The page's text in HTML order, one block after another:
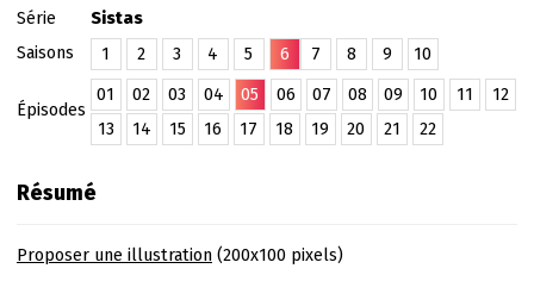
Série
Sistas
Saisons
1 2 3 4 5 6 7 8 9 10
Épisodes
01 02 03 04 05 06 07 08 09 10 11
12
13
14 15 16 17 18 19 20 21 22
Résumé
Proposer une illustration(200x100 pixels)